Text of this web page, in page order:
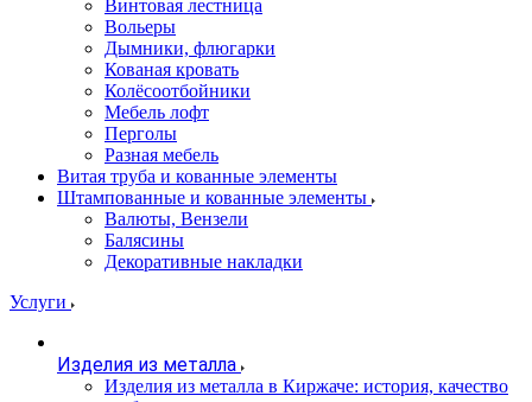
Винтовая лестница
Вольеры
Дымники, флюгарки
Кованая кровать
Колёсоотбойники
Мебель лофт
Перголы
Разная мебель
Витая труба и кованные элементы
Штампованные и кованные элементы
Валюты, Вензели
Балясины
Декоративные накладки
Услуги
Изделия из металла
Изделия из металла в Киржаче: история, качество